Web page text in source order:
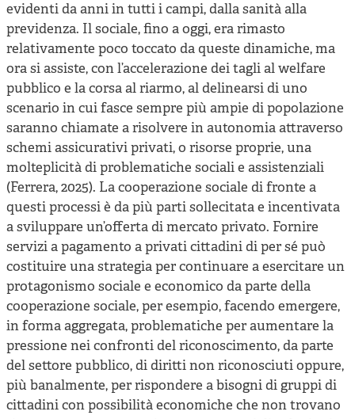
evidenti da anni in tutti i campi, dalla sanità alla
previdenza. Il sociale, fino a oggi, era rimasto
relativamente poco toccato da queste dinamiche, ma
ora si assiste, con l’accelerazione dei tagli al welfare
pubblico e la corsa al riarmo, al delinearsi di uno
scenario in cui fasce sempre più ampie di popolazione
saranno chiamate a risolvere in autonomia attraverso
schemi assicurativi privati, o risorse proprie, una
molteplicità di problematiche sociali e assistenziali
(Ferrera, 2025). La cooperazione sociale di fronte a
questi processi è da più parti sollecitata e incentivata
a sviluppare un’offerta di mercato privato. Fornire
servizi a pagamento a privati cittadini di per sé può
costituire una strategia per continuare a esercitare un
protagonismo sociale e economico da parte della
cooperazione sociale, per esempio, facendo emergere,
in forma aggregata, problematiche per aumentare la
pressione nei confronti del riconoscimento, da parte
del settore pubblico, di diritti non riconosciuti oppure,
più banalmente, per rispondere a bisogni di gruppi di
cittadini con possibilità economiche che non trovano